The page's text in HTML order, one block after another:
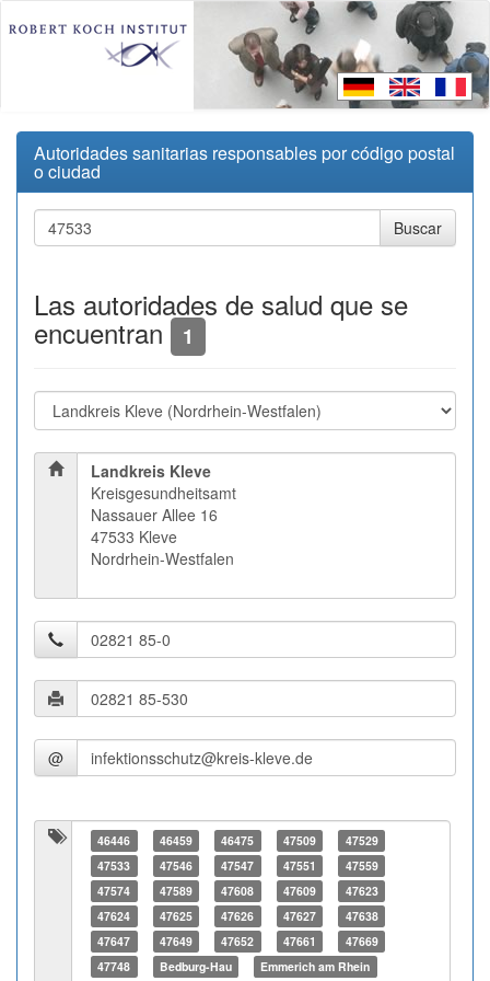
Autoridades sanitarias responsables por código postal
o ciudad
Las autoridades de salud que se
encuentran 1
Landkreis Kleve
Kreisgesundheitsamt
Nassauer Allee 16
47533 Kleve
Nordrhein-Westfalen
@
46446 46459 46475 47509
47529
47533
47546 47547 47551
47559
47574
47589 47608 47609
47623
47624
47625 47626 47627
47638
47647
47649 47652 47661
47669
47748
Bedburg-Hau Emmerich am Rhein